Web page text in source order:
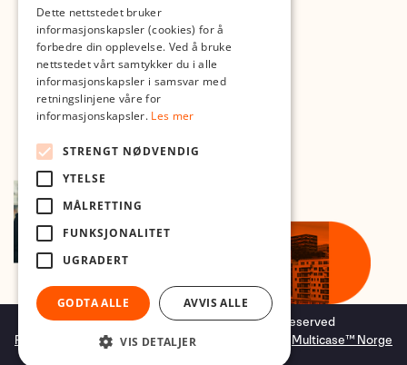
Copyright © 2026 Foto.no - All rights reserved
Forretningssystemog nettbutikkløsning
Multicase™ Norge
Dette nettstedet bruker
informasjonskapsler (cookies) for å
forbedre din opplevelse. Ved å bruke
nettstedet vårt samtykker du i alle
informasjonskapsler i samsvar med
retningslinjene våre for
informasjonskapsler. Les mer
STRENGT NØDVENDIG
YTELSE
MÅLRETTING
FUNKSJONALITET
UGRADERT
GODTA ALLE AVVIS ALLE
VIS DETALJER